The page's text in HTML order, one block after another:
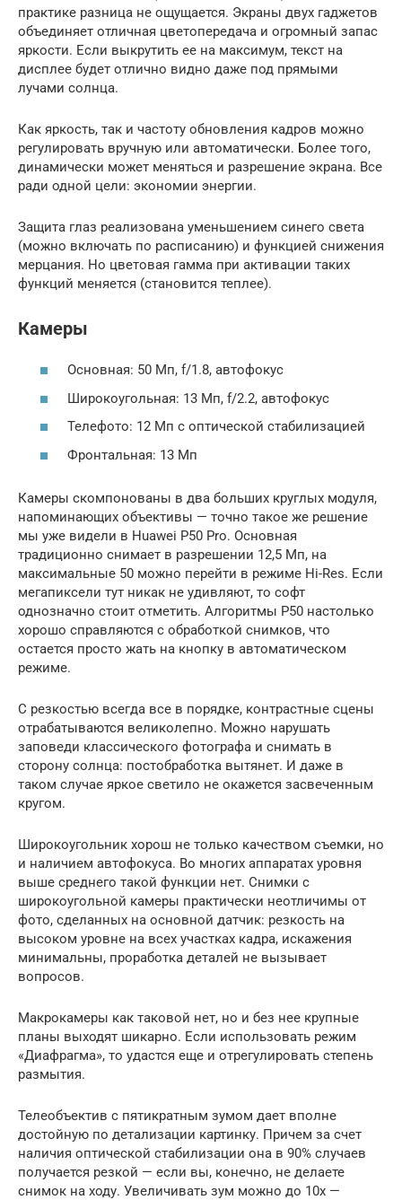
практике разница не ощущается. Экраны двух гаджетов
объединяет отличная цветопередача и огромный запас
яркости. Если выкрутить ее на максимум, текст на
дисплее будет отлично видно даже под прямыми
лучами солнца.
Как яркость, так и частоту обновления кадров можно
регулировать вручную или автоматически. Более того,
динамически может меняться и разрешение экрана. Все
ради одной цели: экономии энергии.
Защита глаз реализована уменьшением синего света
(можно включать по расписанию) и функцией снижения
мерцания. Но цветовая гамма при активации таких
функций меняется (становится теплее).
Камеры
Основная: 50 Мп, f/1.8, автофокус
Широкоугольная: 13 Мп, f/2.2, автофокус
Телефото: 12 Мп с оптической стабилизацией
Фронтальная: 13 Мп
Камеры скомпонованы в два больших круглых модуля,
напоминающих объективы — точно такое же решение
мы уже видели в Huawei P50 Pro. Основная
традиционно снимает в разрешении 12,5 Мп, на
максимальные 50 можно перейти в режиме Hi-Res. Если
мегапиксели тут никак не удивляют, то софт
однозначно стоит отметить. Алгоритмы P50 настолько
хорошо справляются с обработкой снимков, что
остается просто жать на кнопку в автоматическом
режиме.
С резкостью всегда все в порядке, контрастные сцены
отрабатываются великолепно. Можно нарушать
заповеди классического фотографа и снимать в
сторону солнца: постобработка вытянет. И даже в
таком случае яркое светило не окажется засвеченным
кругом.
Широкоугольник хорош не только качеством съемки, но
и наличием автофокуса. Во многих аппаратах уровня
выше среднего такой функции нет. Снимки с
широкоугольной камеры практически неотличимы от
фото, сделанных на основной датчик: резкость на
высоком уровне на всех участках кадра, искажения
минимальны, проработка деталей не вызывает
вопросов.
Макрокамеры как таковой нет, но и без нее крупные
планы выходят шикарно. Если использовать режим
«Диафрагма», то удастся еще и отрегулировать степень
размытия.
Телеобъектив с пятикратным зумом дает вполне
достойную по детализации картинку. Причем за счет
наличия оптической стабилизации она в 90% случаев
получается резкой — если вы, конечно, не делаете
снимок на ходу. Увеличивать зум можно до 10х —